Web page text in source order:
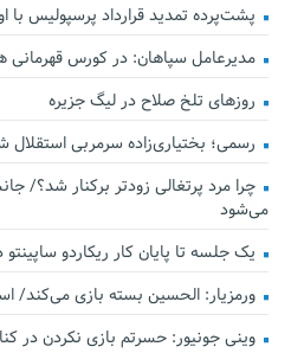
پشت‌پرده تمدید قرارداد پرسپولیس
مدیرعامل سپاهان: در کورس قهرمانی
روزهای تلخ صلاح در لیگ جزیره
رسمی؛ بختیاری‌زاده سرمربی استقلال
چرا مرد پرتغالی زودتر برکنار شد؟/
می‌شود
یک جلسه تا پایان کار ریکاردو ساپینتو
ورمزیار: الحسین بسته بازی می‌کند/
وینی جونیور: حسرتم بازی نکردن در